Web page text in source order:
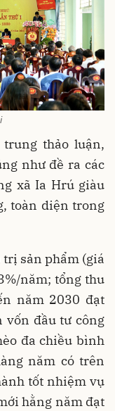
thảo luận,
như đề ra các
xã Ia Hrú giàu
toàn diện trong
trị sản phẩm (giá
năm; tổng thu
năm 2030 đạt
vốn đầu tư công
đa chiều bình
năm có trên
tốt nhiệm vụ
hằng năm đạt